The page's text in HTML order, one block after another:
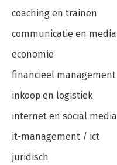
coaching en trainen
communicatie en media
economie
financieel management
inkoop en logistiek
internet en social media
it-management / ict
juridisch